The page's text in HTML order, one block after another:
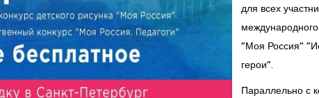
для всех
международного
“Моя Россия”
герои”.
Параллельно с